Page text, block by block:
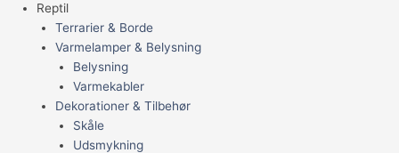
Reptil
Terrarier & Borde
Varmelamper & Belysning
Belysning
Varmekabler
Dekorationer & Tilbehør
Skåle
Udsmykning